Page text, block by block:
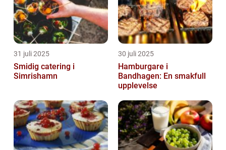
31 juli 2025
Smidig catering i
Simrishamn
30 juli 2025
Hamburgare i
Bandhagen: En smakfull
upplevelse